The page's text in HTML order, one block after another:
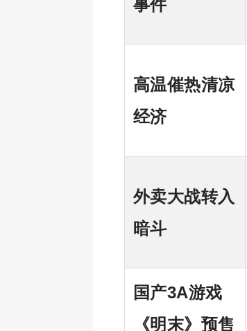
事件
高温催热清凉
经济
外卖大战转入
暗斗
国产3A游戏
《明末》预售